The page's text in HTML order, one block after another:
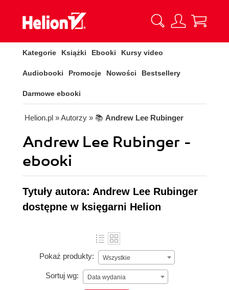
Kategorie Książki Ebooki Kursy video
Audiobooki Promocje Nowości Bestsellery
Darmowe ebooki
Helion.pl » Autorzy » 📚 Andrew Lee Rubinger
Andrew Lee Rubinger -
ebooki
Tytuły autora: Andrew Lee Rubinger
dostępne w księgarni Helion
Pokaż produkty: Wszystkie
Sortuj wg: Data wydania